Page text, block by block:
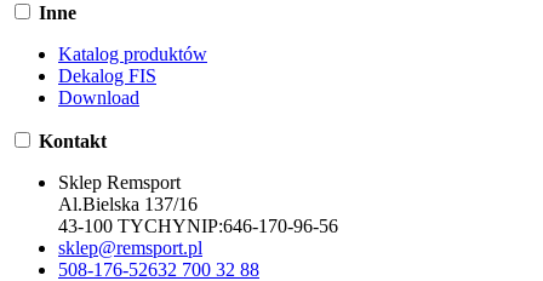
Inne
Katalog produktów
Dekalog FIS
Download
Kontakt
Sklep Remsport
Al.Bielska 137/16
43-100 TYCHYNIP:646-170-96-56
sklep@remsport.pl
508-176-52632 700 32 88